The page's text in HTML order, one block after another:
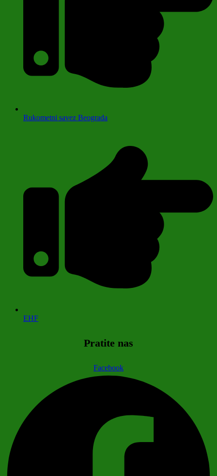
Rukometni savez Beograda
EHF
Pratite nas
Facebook